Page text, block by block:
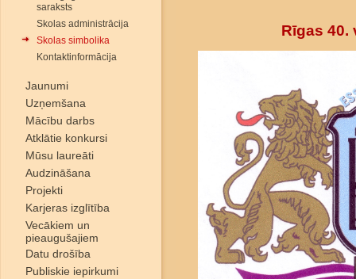
saraksts
Skolas administrācija
Skolas simbolika
Kontaktinformācija
Jaunumi
Uzņemšana
Mācību darbs
Atklātie konkursi
Mūsu laureāti
Audzināšana
Projekti
Karjeras izglītība
Vecākiem un
pieaugušajiem
Datu drošība
Publiskie iepirkumi
Rīgas